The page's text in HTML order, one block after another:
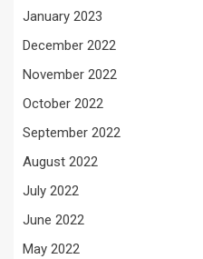
January 2023
December 2022
November 2022
October 2022
September 2022
August 2022
July 2022
June 2022
May 2022